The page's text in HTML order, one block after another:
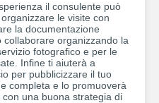
il consulente può
le visite con
la documentazione
organizzando la
fotografico e per le
Infine ti aiuterà a
per pubblicizzare il tuo
completa e lo promuoverà
una buona strategia di